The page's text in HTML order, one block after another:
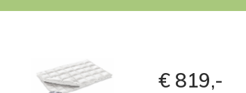
€ 819,-